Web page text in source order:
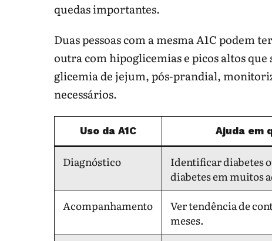
quedas importantes.
Duas pessoas com a mesma A1C podem
outra com hipoglicemias e picos altos
glicemia de jejum, pós-prandial,
necessários.
Uso da A1C Ajuda em
Diagnóstico
Identificar diabetes
diabetes em muitos
Acompanhamento
Ver tendência de
meses.